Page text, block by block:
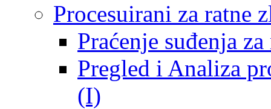
Procesuirani za ratne
Praćenje suđenja
Pregled i Analiza
(I)